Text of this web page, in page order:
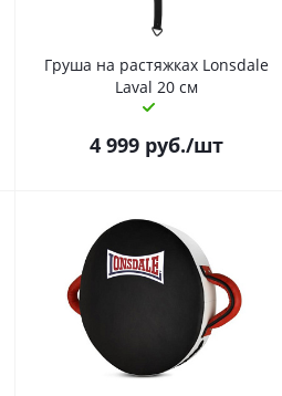
Груша на растяжках Lonsdale
Laval 20 см
4 999 руб./шт